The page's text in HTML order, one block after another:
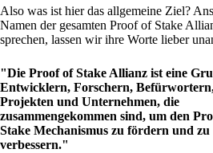
Also was ist hier das allgemeine Ziel?
Namen der gesamten Proof of Stake
sprechen, lassen wir ihre Worte lieber
"Die Proof of Stake Allianz ist eine
Entwicklern, Forschern,
Projekten und Unternehmen, die
zusammengekommen sind, um den
Stake Mechanismus zu fördern und zu
verbessern."